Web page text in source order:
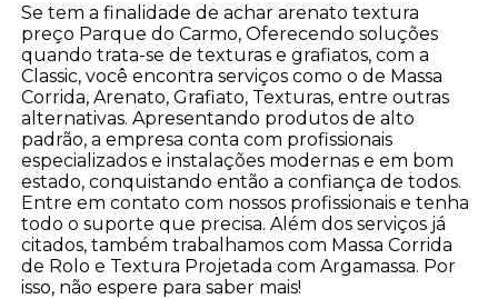
Se tem a finalidade de achar arenato textura
preço Parque do Carmo, Oferecendo soluções
quando trata-se de texturas e grafiatos, com a
Classic, você encontra serviços como o de Massa
Corrida, Arenato, Grafiato, Texturas, entre outras
alternativas. Apresentando produtos de alto
padrão, a empresa conta com profissionais
especializados e instalações modernas e em bom
estado, conquistando então a confiança de todos.
Entre em contato com nossos profissionais e tenha
todo o suporte que precisa. Além dos serviços já
citados, também trabalhamos com Massa Corrida
de Rolo e Textura Projetada com Argamassa. Por
isso, não espere para saber mais!